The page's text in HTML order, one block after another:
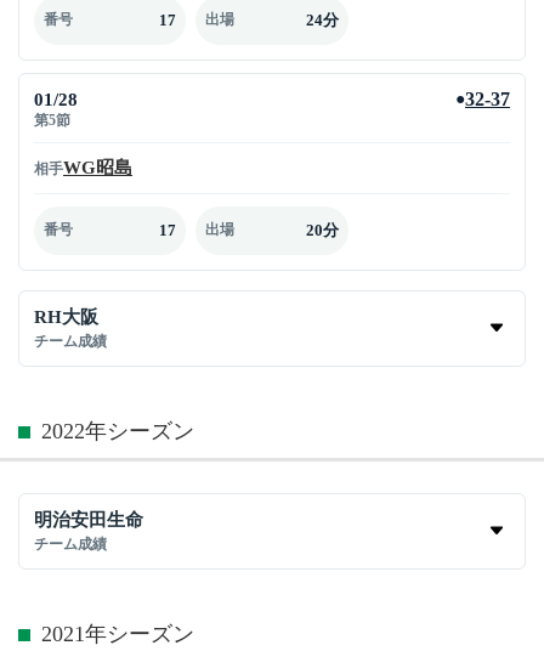
番号 17 出場 24分
01/28
第5節
●32-37
相手WG昭島
番号 17 出場 20分
RH大阪
チーム成績
2022年シーズン
明治安田生命
チーム成績
2021年シーズン